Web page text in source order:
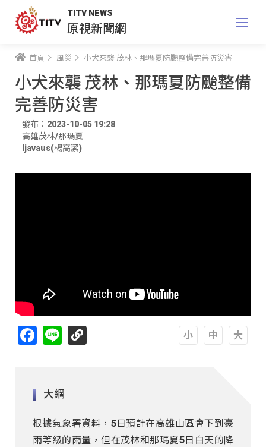
TITV NEWS
原視新聞網
首頁 風災 小犬來襲 茂林、那瑪夏防颱整備完善防災害
小犬來襲 茂林、那瑪夏防颱整備
完善防災害
發布：2023-10-05 19:28
高雄茂林/那瑪夏
ljavaus(楊高潔)
Facebook
Line
大綱
根據氣象署資料，5日預計在高雄山區會下到豪
雨等級的雨量，但在茂林和那瑪夏5日白天的降